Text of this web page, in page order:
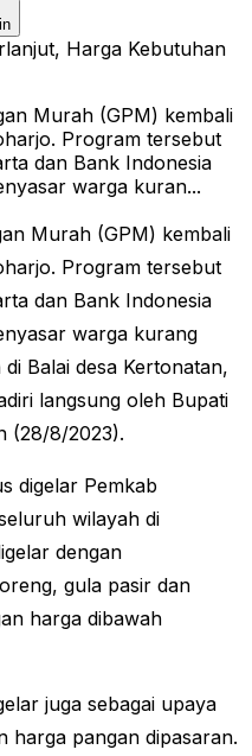
Murah (GPM) kembali
Program tersebut
dan Bank Indonesia
warga kuran...
Murah (GPM) kembali
Program tersebut
dan Bank Indonesia
warga kurang
Balai desa Kertonatan,
langsung oleh Bupati
(28/8/2023).
digelar Pemkab
wilayah di
dengan
gula pasir dan
harga dibawah
juga sebagai upaya
harga pangan dipasaran.